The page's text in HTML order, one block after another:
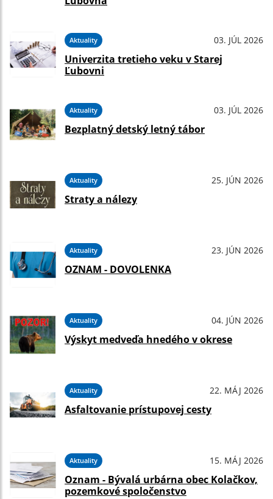
Aktuality 03. JÚL 2026
Univerzita tretieho veku v Starej
Ľubovni
Aktuality 03. JÚL 2026
Bezplatný detský letný tábor
Aktuality 25. JÚN 2026
Straty a nálezy
Aktuality 23. JÚN 2026
OZNAM - DOVOLENKA
Aktuality 04. JÚN 2026
Výskyt medveďa hnedého v okrese
Aktuality 22. MÁJ 2026
Asfaltovanie prístupovej cesty
Aktuality 15. MÁJ 2026
Oznam - Bývalá urbárna obec Kolačkov,
pozemkové spoločenstvo